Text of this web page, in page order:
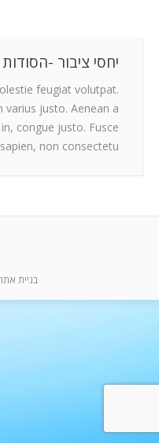
חדר חדשות
המלצות
ניהול מוניטין
יחסי ציבור -
feugiat volutpat.
varius justo. Aenean a
congue justo. Fusce
non consectetu.
בניית